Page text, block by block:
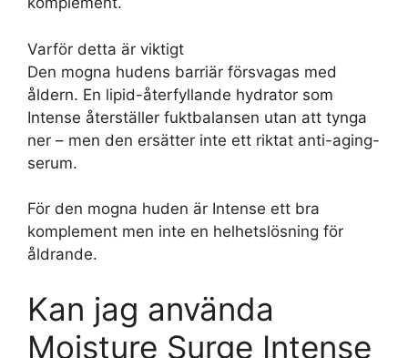
Varför detta är viktigt
Den mogna hudens barriär försvagas med
åldern. En lipid-återfyllande hydrator som
Intense återställer fuktbalansen utan att tynga
ner – men den ersätter inte ett riktat anti-aging-
serum.
För den mogna huden är Intense ett bra
komplement men inte en helhetslösning för
åldrande.
Kan jag använda
Moisture Surge Intense